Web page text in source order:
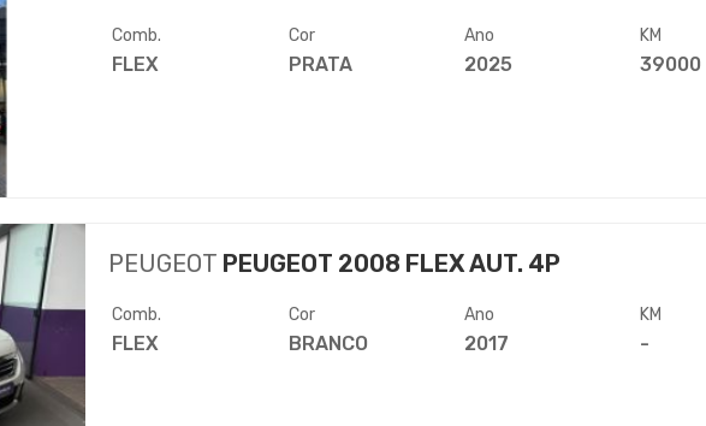
Comb.
FLEX
Cor
PRATA
Ano
2025
KM
39000
PEUGEOT PEUGEOT 2008 FLEX AUT. 4P
Comb.
FLEX
Cor
BRANCO
Ano
2017
KM
-